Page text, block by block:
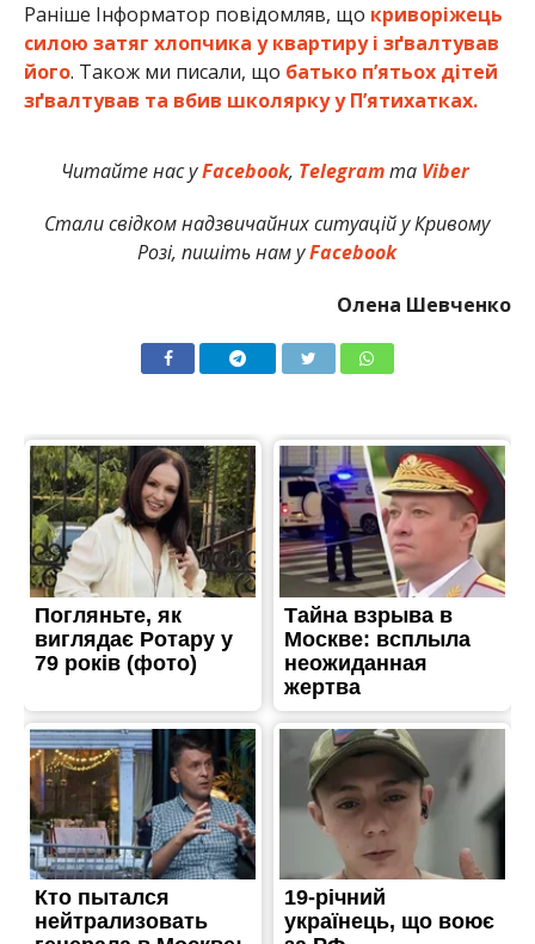
Раніше Інформатор повідомляв, що криворіжець
силою затяг хлопчика у квартиру і зґвалтував
його. Також ми писали, що батько п’ятьох дітей
зґвалтував та вбив школярку у П’ятихатках.
Читайте нас уFacebook, Telegramта Viber
Стали свідком надзвичайних ситуацій у Кривому
Розі, пишіть нам уFacebook
Олена Шевченко